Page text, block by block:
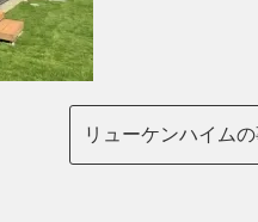
リューケンハイム